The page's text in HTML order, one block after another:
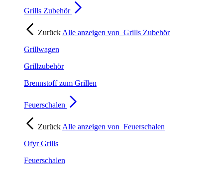
Grills Zubehör
Zurück Alle anzeigen von Grills Zubehör
Grillwagen
Grillzubehör
Brennstoff zum Grillen
Feuerschalen
Zurück Alle anzeigen von Feuerschalen
Ofyr Grills
Feuerschalen